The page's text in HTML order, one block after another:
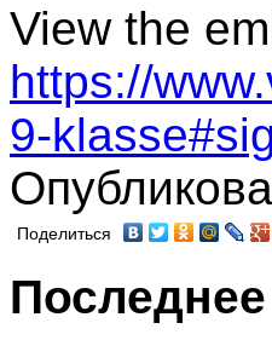
View the
https://
9-
Поделиться
Последнее